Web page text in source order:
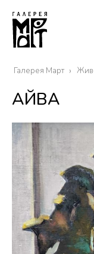
Галерея Март
АЙВА